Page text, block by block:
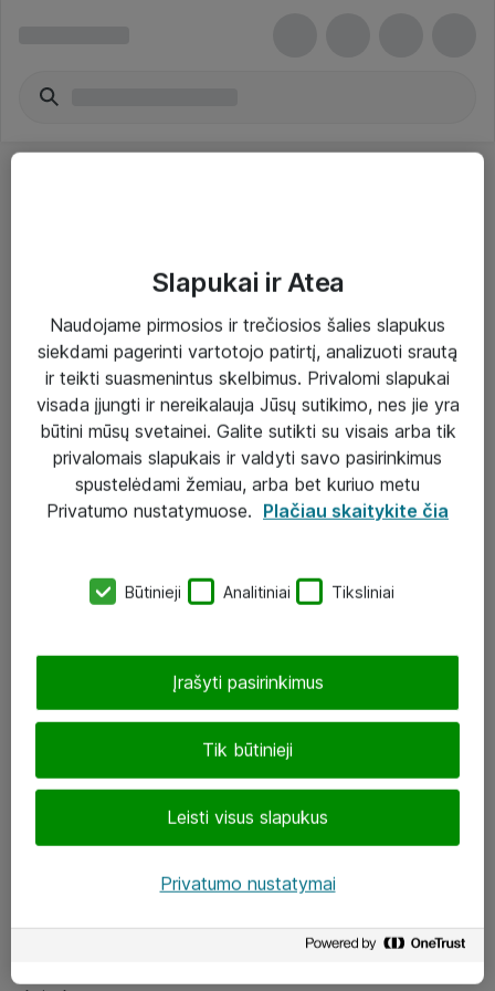
Paslaugos
Sprendimai
Įgyvendinti projektai
Atea ekspertų patarimai verslui
eShop@atea.lt
LinkedIn
Slapukai ir Atea
Naudojame pirmosios ir trečiosios šalies slapukus
siekdami pagerinti vartotojo patirtį, analizuoti srautą
ir teikti suasmenintus skelbimus. Privalomi slapukai
visada įjungti ir nereikalauja Jūsų sutikimo, nes jie yra
būtini mūsų svetainei. Galite sutikti su visais arba tik
privalomais slapukais ir valdyti savo pasirinkimus
spustelėdami žemiau, arba bet kuriuo metu
Privatumo nustatymuose. Plačiau skaitykite čia
Būtinieji Analitiniai Tiksliniai
Tik būtinieji
Leisti visus slapukus
Įrašyti pasirinkimus
Privatumo nustatymai